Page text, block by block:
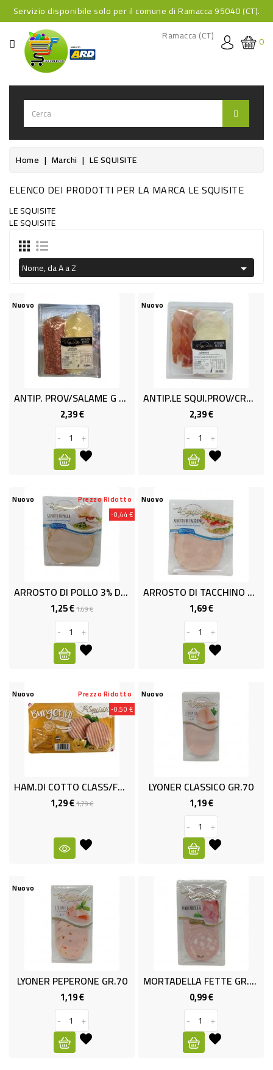
Servizio disponibile solo per il comune di Ramacca 95040 (CT).
CATEGORIA
HOME
BEVANDE
BEVANDE
ANALCOLICHE
BEVANDE
CALDE
FOOD
PRODOTTI
CONDIRE
DOLCIARIO
PRODOTTI
FORNO
RICORRENZE
PASQUALI
PREPARATI
INFANZIA
PASTA,
RISO
FARINA
DIETETICO
NATURALI
SNACKS
CONSERVATI
CURA
CASA
CARTA
PLASTICA
AFFINI
LAVAGGIO
STOVIGLIE
DEODORANTI
TESSUTI
DETERGENTI
SUPERFICI
ACCESSORI
0
Ramacca (CT)
Home Marchi LE SQUISITE
ELENCO DEI PRODOTTI PER LA MARCA LE SQUISITE
LE SQUISITE
LE SQUISITE
Nome, da A a Z 
Nuovo
ANTIP. PROV/SALAME G 120 LE SQ
2,39 €Prezzo
-
+
Nuovo
ANTIP.LE SQUI.PROV/CRUDO G.120
2,39 €Prezzo
-
+
Nuovo
-0,44 €
Prezzo Ridotto
ARROSTO DI POLLO 3% DI GRASSI GR.100 LE SQUISITE
1,25 €Prezzo
base
1,69 €Prezzo
-
+
Nuovo
ARROSTO DI TACCHINO 3% DI GRASSI, GR.100 LE SQUISITE
1,69 €Prezzo
-
+
Nuovo
-0,50 €
Prezzo Ridotto
HAM.DI COTTO CLASS/FORM GR.150
1,29 €Prezzo
1,79 €Prezzo
Nuovo
LYONER CLASSICO GR.70
1,19 €Prezzo
-
+
Nuovo
LYONER PEPERONE GR.70
1,19 €Prezzo
-
+
MORTADELLA FETTE GR.150 FATTI
0,99 €Prezzo
-
+